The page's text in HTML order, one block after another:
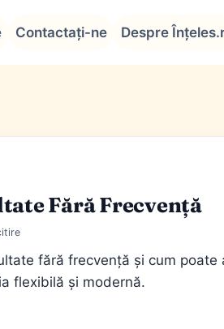
Contactați-ne Despre
Fără Frecvență
fără frecvență și cum poate
flexibilă și modernă.